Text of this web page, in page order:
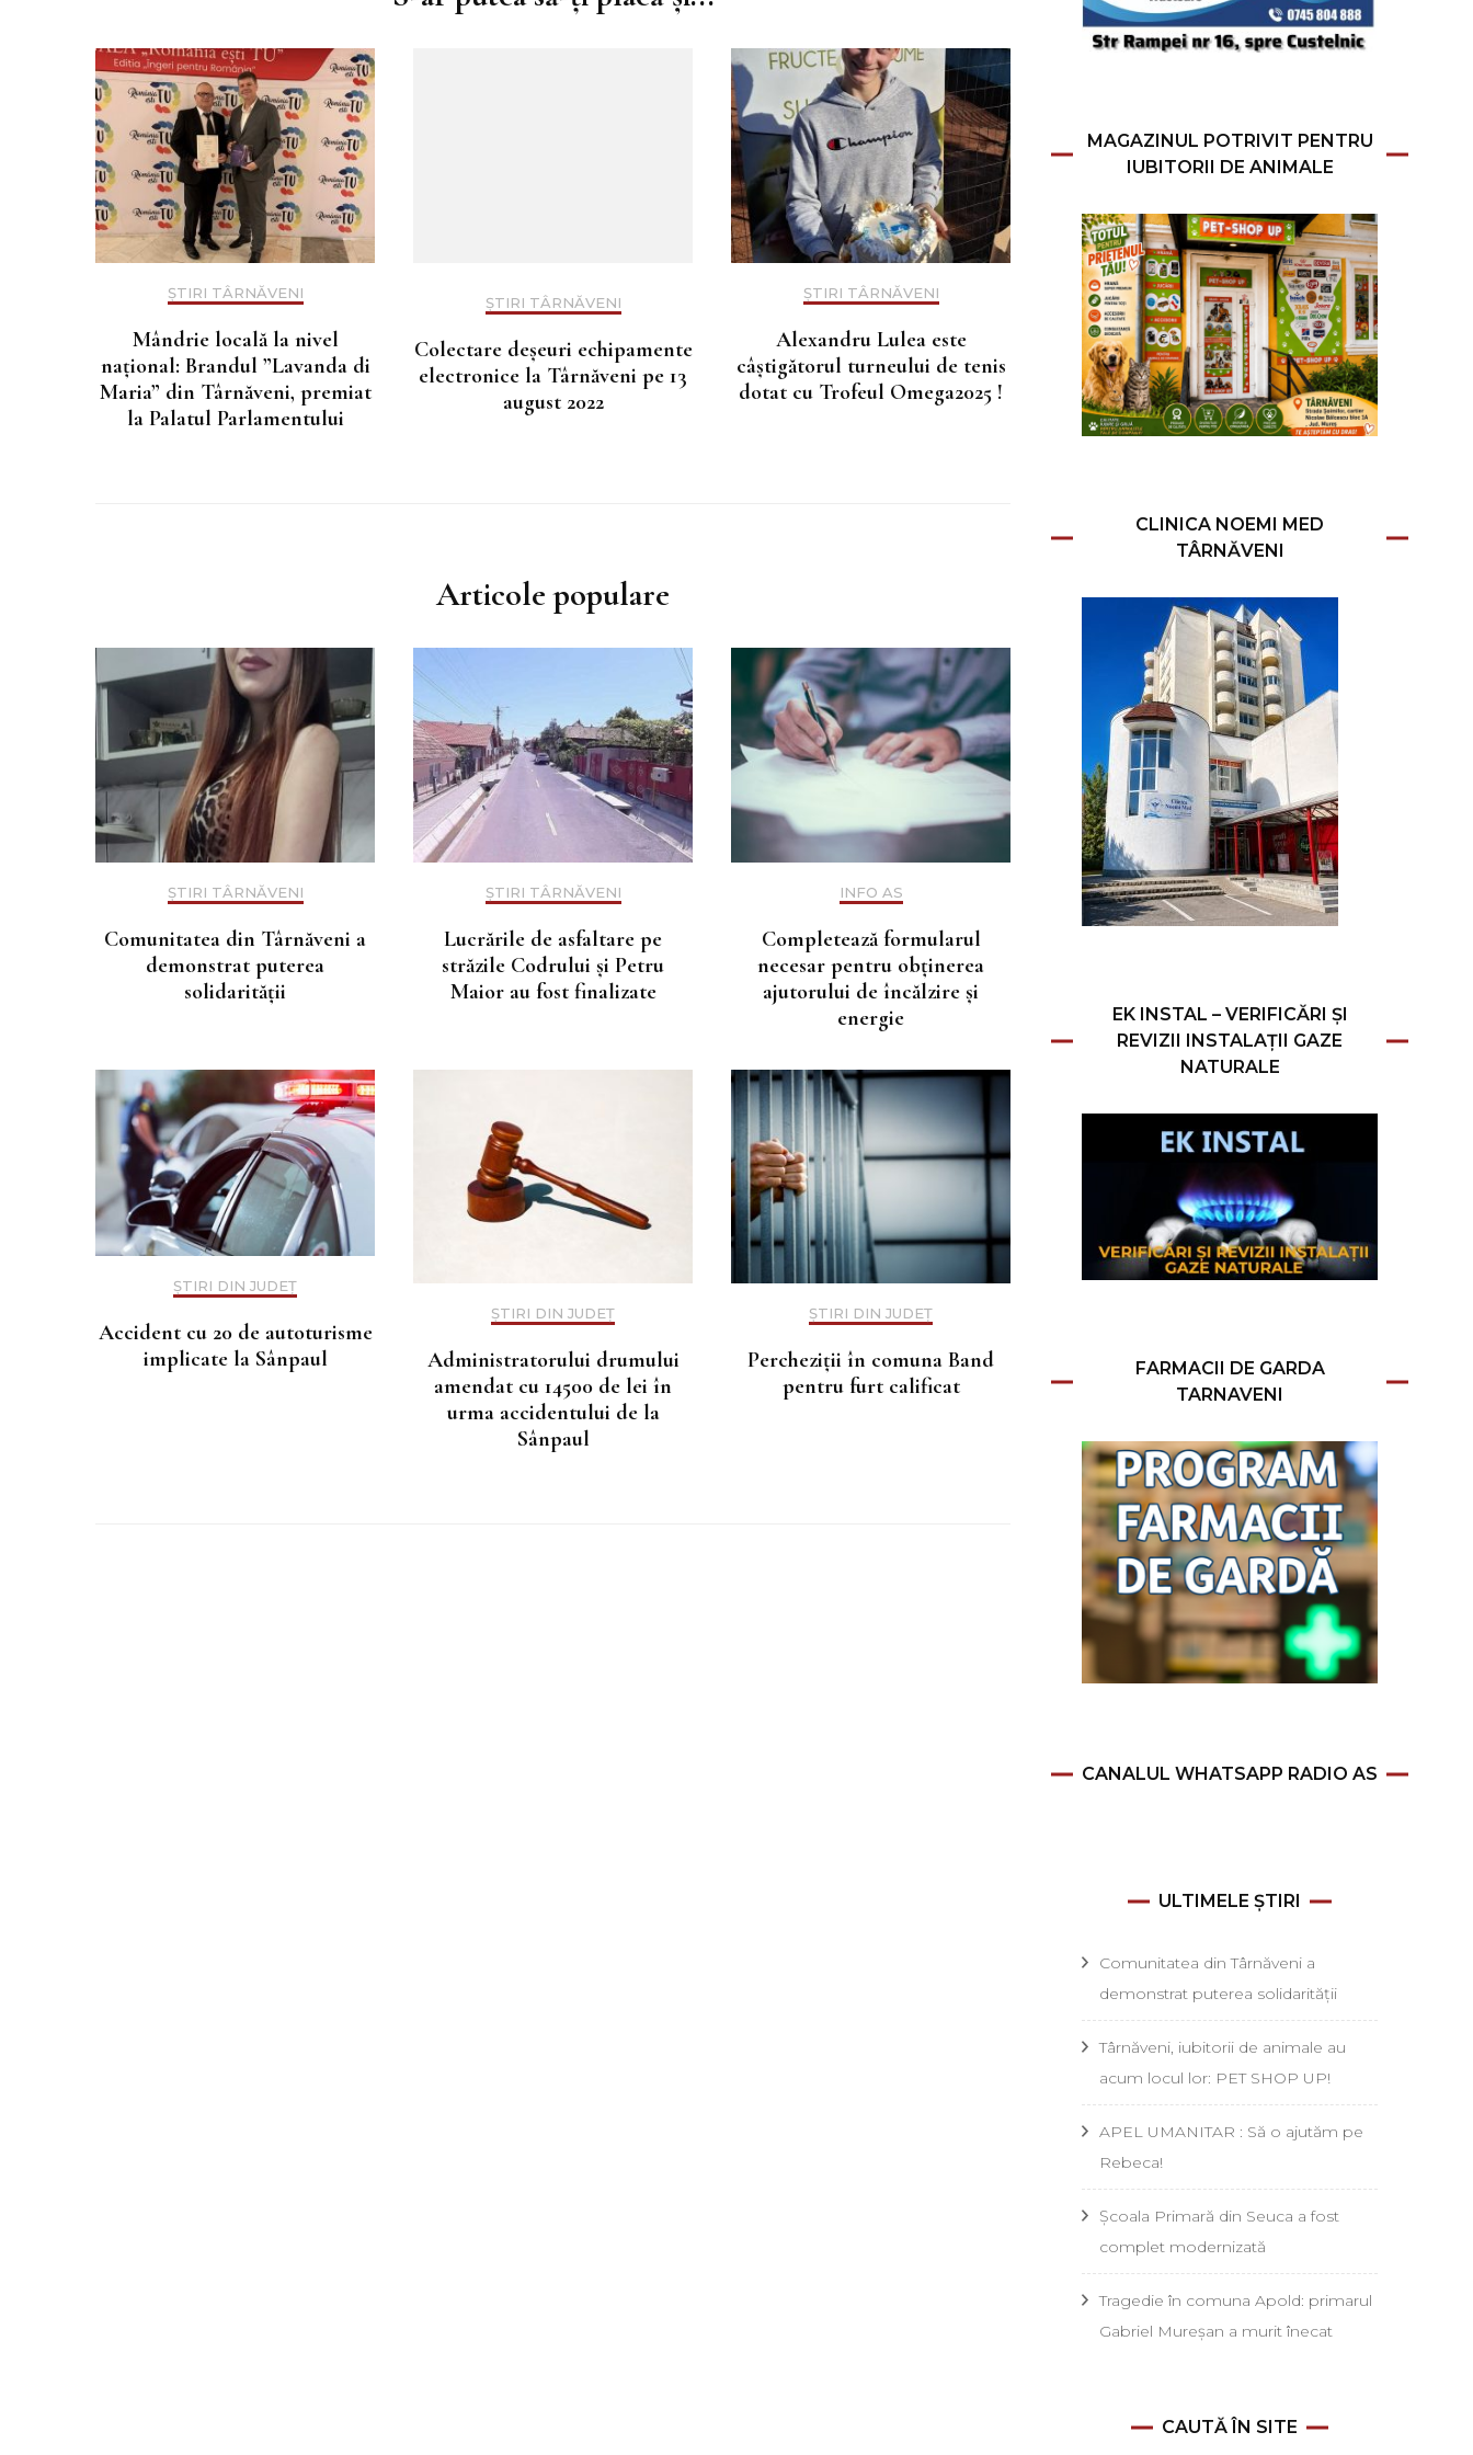
ȘTIRI TÂRNĂVENI
Mândrie locală la nivel
național: Brandul ”Lavanda di
Maria” din Târnăveni, premiat
la Palatul Parlamentului
ȘTIRI TÂRNĂVENI
Colectare deșeuri echipamente
electronice la Târnăveni pe 13
august 2022
ȘTIRI TÂRNĂVENI
Alexandru Lulea este
câștigătorul turneului de tenis
dotat cu Trofeul Omega2025 !
Articole populare
ȘTIRI TÂRNĂVENI
Comunitatea din Târnăveni a
demonstrat puterea
solidarității
ȘTIRI TÂRNĂVENI
Lucrările de asfaltare pe
străzile Codrului și Petru
Maior au fost finalizate
INFO AS
Completează formularul
necesar pentru obținerea
ajutorului de încălzire și
energie
ȘTIRI DIN JUDEȚ
Accident cu 20 de autoturisme
implicate la Sânpaul
ȘTIRI DIN JUDEȚ
Administratorului drumului
amendat cu 14500 de lei în
urma accidentului de la
Sânpaul
ȘTIRI DIN JUDEȚ
Percheziții în comuna Band
pentru furt calificat
MAGAZINUL POTRIVIT PENTRU
IUBITORII DE ANIMALE
CLINICA NOEMI MED
TÂRNĂVENI
EK INSTAL – VERIFICĂRI ȘI
REVIZII INSTALAȚII GAZE
NATURALE
FARMACII DE GARDA
TARNAVENI
CANALUL WHATSAPP RADIO AS
ULTIMELE ȘTIRI
Comunitatea din Târnăveni a
demonstrat puterea solidarității
Târnăveni, iubitorii de animale au
acum locul lor: PET SHOP UP!
APEL UMANITAR : Să o ajutăm pe
Rebeca!
Școala Primară din Seuca a fost
complet modernizată
Tragedie în comuna Apold: primarul
Gabriel Mureșan a murit înecat
CAUTĂ ÎN SITE